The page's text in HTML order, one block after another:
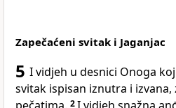
Zapečaćeni svitak i Jaganjac
5 I vidjeh u desnici Onoga
svitak ispisan iznutra i
2